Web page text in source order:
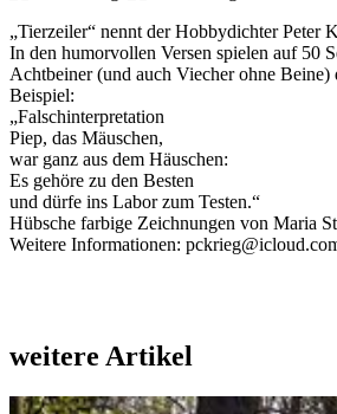
„Tierzeiler“ nennt der Hobbydichter Peter
In den humorvollen Versen spielen auf 50
Achtbeiner (und auch Viecher ohne
Beispiel:
„Falschinterpretation
Piep, das Mäuschen,
war ganz aus dem Häuschen:
Es gehöre zu den Besten
und dürfe ins Labor zum Testen.“
Hübsche farbige Zeichnungen von Maria
Weitere Informationen:
weitere Artikel